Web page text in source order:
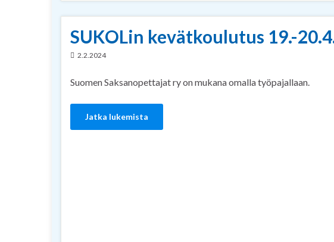
SUKOLin kevätkoulutus 19.-
2.2.2024
Suomen Saksanopettajat ry on mukana omalla työpajallaan.
Jatka lukemista